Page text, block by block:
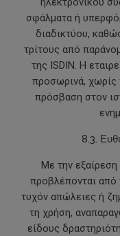
σφάλματα ή
διαδικτύου,
τρίτους από
της ISDIN. Η
προσωρινά, χωρίς
πρόσβαση στον
8.3.
Με την
προβλέπονται από
τυχόν απώλειες ή
τη χρήση,
είδους